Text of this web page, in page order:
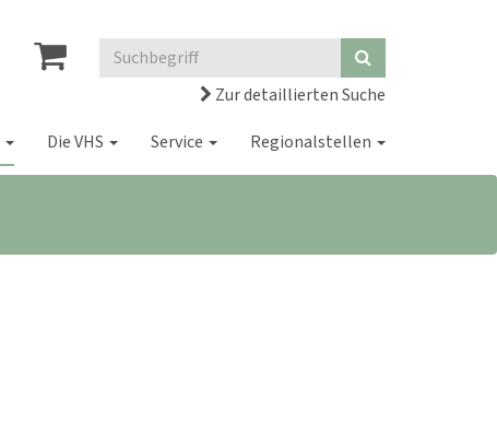
Zur detaillierten Suche
Die VHS Service Regionalstellen